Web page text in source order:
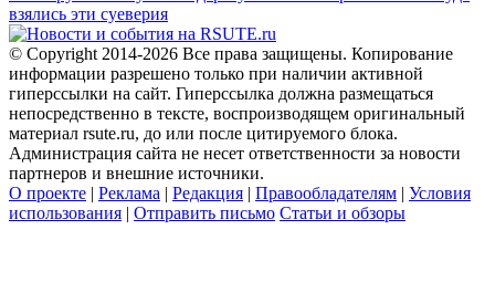
взялись эти суеверия
© Copyright 2014-2026 Все права защищены. Копирование
информации разрешено только при наличии активной
гиперссылки на сайт. Гиперссылка должна размещаться
непосредственно в тексте, воспроизводящем оригинальный
материал rsute.ru, до или после цитируемого блока.
Администрация сайта не несет ответственности за новости
партнеров и внешние источники.
О проекте | Реклама | Редакция | Правообладателям | Условия
использования | Отправить письмо Статьи и обзоры